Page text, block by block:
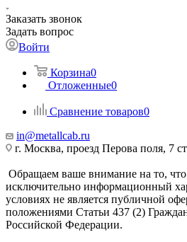
Заказать звонок
Задать вопрос
Войти
Корзина0
Отложенные0
Сравнение товаров0
in@metallcab.ru
г. Москва, проезд Перова поля, 7
Обращаем ваше внимание на то,
исключительно информационный
условиях не является публичной
положениями Статьи 437 (2)
Российской Федерации.